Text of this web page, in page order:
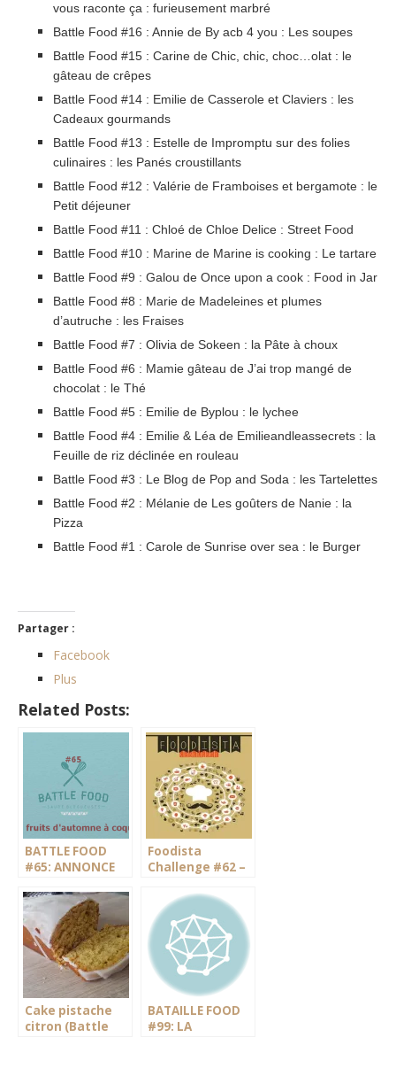
vous raconte ça : furieusement marbré
Battle Food #16 : Annie de By acb 4 you : Les soupes
Battle Food #15 : Carine de Chic, chic, choc…olat : le
gâteau de crêpes
Battle Food #14 : Emilie de Casserole et Claviers : les
Cadeaux gourmands
Battle Food #13 : Estelle de Impromptu sur des folies
culinaires : les Panés croustillants
Battle Food #12 : Valérie de Framboises et bergamote : le
Petit déjeuner
Battle Food #11 : Chloé de Chloe Delice : Street Food
Battle Food #10 : Marine de Marine is cooking : Le tartare
Battle Food #9 : Galou de Once upon a cook : Food in Jar
Battle Food #8 : Marie de Madeleines et plumes
d’autruche : les Fraises
Battle Food #7 : Olivia de Sokeen : la Pâte à choux
Battle Food #6 : Mamie gâteau de J’ai trop mangé de
chocolat : le Thé
Battle Food #5 : Emilie de Byplou : le lychee
Battle Food #4 : Emilie & Léa de Emilieandleassecrets : la
Feuille de riz déclinée en rouleau
Battle Food #3 : Le Blog de Pop and Soda : les Tartelettes
Battle Food #2 : Mélanie de Les goûters de Nanie : la
Pizza
Battle Food #1 : Carole de Sunrise over sea : le Burger
Partager :
Facebook
Plus
Related Posts:
BATTLE FOOD
#65: ANNONCE
Foodista
Challenge #62 –
nouvelle
marraine
Cake pistache
citron (Battle
BATAILLE FOOD
#99: LA